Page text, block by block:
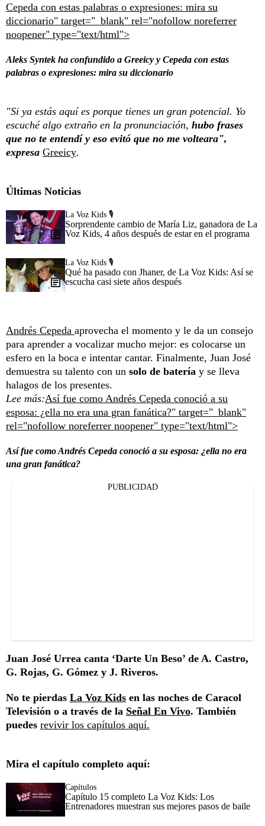
Cepeda con estas palabras o expresiones: mira su
diccionario" target="_blank" rel="nofollow noreferrer
noopener" type="text/html">
Aleks Syntek ha confundido a Greeicy y Cepeda con estas
palabras o expresiones: mira su diccionario
"Si ya estás aquí es porque tienes un gran potencial. Yo
escuché algo extraño en la pronunciación, hubo frases
que no te entendí y eso evitó que no me volteara",
expresa Greeicy.
Últimas Noticias
La Voz Kids 🎙️
Sorprendente cambio de María Liz, ganadora de La
Voz Kids, 4 años después de estar en el programa
La Voz Kids 🎙️
Qué ha pasado con Jhaner, de La Voz Kids: Así se
escucha casi siete años después
Andrés Cepeda aprovecha el momento y le da un consejo
para aprender a vocalizar mucho mejor: es colocarse un
esfero en la boca e intentar cantar. Finalmente, Juan José
demuestra su talento con un solo de batería y se lleva
halagos de los presentes.
Lee más:Así fue como Andrés Cepeda conoció a su
esposa: ¿ella no era una gran fanática?" target="_blank"
rel="nofollow noreferrer noopener" type="text/html">
Así fue como Andrés Cepeda conoció a su esposa: ¿ella no era
una gran fanática?
PUBLICIDAD
Juan José Urrea canta ‘Darte Un Beso’ de A. Castro,
G. Rojas, G. Gómez y J. Riveros.
No te pierdas La Voz Kids en las noches de Caracol
Televisión o a través de la Señal En Vivo. También
puedes revivir los capítulos aquí.
Mira el capítulo completo aquí:
Capítulos
Capítulo 15 completo La Voz Kids: Los
Entrenadores muestran sus mejores pasos de baile